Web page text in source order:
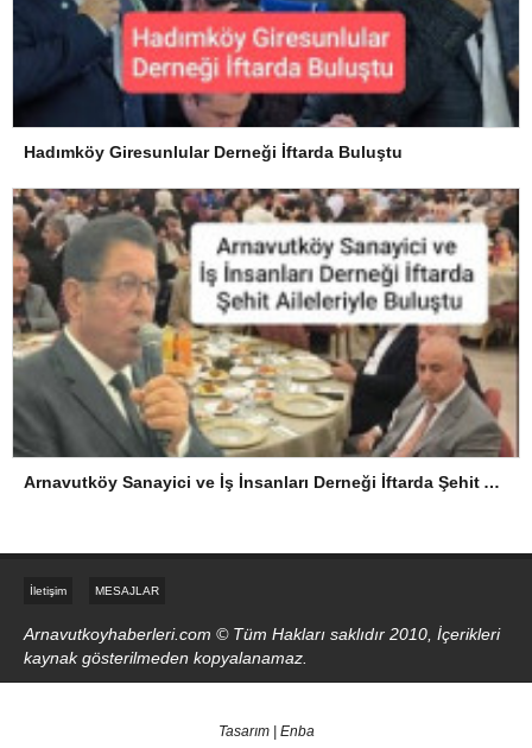
Hadımköy Giresunlular Derneği İftarda Buluştu
Arnavutköy Sanayici ve İş İnsanları Derneği İftarda Şehit Aileleriyle Buluştu
İletişim MESAJLAR
Arnavutkoyhaberleri.com © Tüm Hakları saklıdır 2010, İçerikleri
kaynak gösterilmeden kopyalanamaz.
Tasarım | Enba